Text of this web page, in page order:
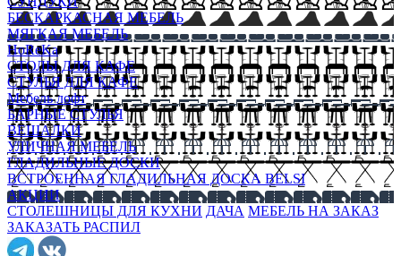
БЕСКАРКАСНАЯ МЕБЕЛЬ
МЯГКАЯ МЕБЕЛЬ
HoReKa
СТОЛЫ ДЛЯ КАФЕ
СТУЛЬЯ ДЛЯ КАФЕ
Мебель лофт
БАРНЫЕ СТУЛЬЯ
ВЕШАЛКИ
УЛИЧНАЯ МЕБЕЛЬ
ГЛАДИЛЬНЫЕ ДОСКИ
ВСТРОЕННАЯ ГЛАДИЛЬНАЯ ДОСКА BELSI
АКЦИИ
СТОЛЕШНИЦЫ ДЛЯ КУХНИ ДАЧА МЕБЕЛЬ НА ЗАКАЗ
ЗАКАЗАТЬ РАСПИЛ